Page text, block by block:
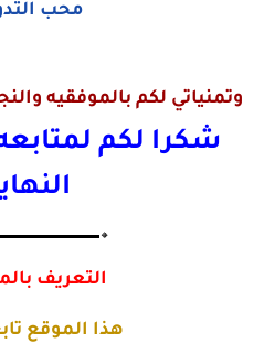
محب
وتمنياتي لكم بالموفقيه
شكرا لكم
التعريف
هذا الموقع